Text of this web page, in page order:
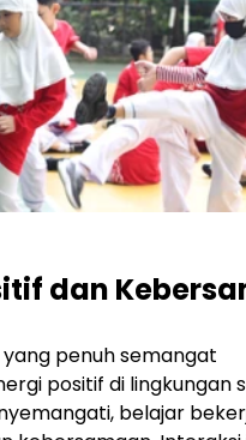
dan
penuh semangat
positif di lingkungan
belajar